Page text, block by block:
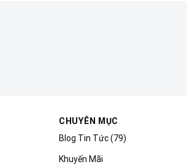
CHUYÊN MỤC
Blog Tin Tức(79)
Khuyến Mãi